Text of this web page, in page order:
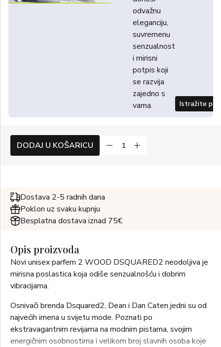
odvažnu
eleganciju,
suvremenu
senzualnost
i mirisni
potpis koji
se razvija
zajedno s
vama.
Istražite
DODAJ U KOŠARICU
Dostava 2-5 radnih dana
Poklon uz svaku kupnju
Besplatna dostava iznad 75€
Opis proizvoda
Novi unisex parfem 2 WOOD DSQUARED2 neodoljiva je
mirisna poslastica koja odiše senzualnošću i dobrim
vibracijama.
Osnivači brenda Dsquared2, Dean i Dan Caten jedni su od
najvećih imena u svijetu mode. Poznati po
ekstravagantnim revijama na modnim pistama, svojim
energičnim osobnostima i velikom broj slavnih osoba koje